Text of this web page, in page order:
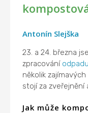
Antonín Slejška
23. a 24. března
zpracování odpadu
několik
stojí za zveřejnění
Jak může